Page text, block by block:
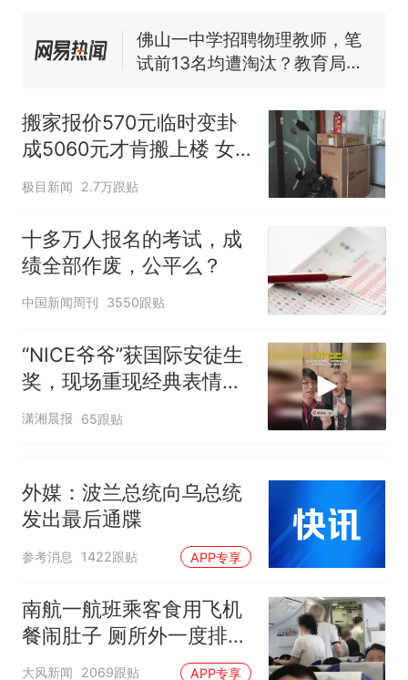
佛山一中学招聘物理教师，笔
试前13名均遭淘汰？教育局：
核查
母瘫痪 轰-6J实力有多强？
“不建议大家买深色蛋糕”上热
搜，网友：天塌了！
十多万人报名的考试，成绩
搬家报价570元临时变卦
成5060元才肯搬上楼 女
子傻眼
极目新闻 2.7万跟贴
十多万人报名的考试，成
绩全部作废，公平么？
中国新闻周刊 3550跟贴
“NICE爷爷”获国际安徒生
奖，现场重现经典表情
包，向中国粉丝问好
潇湘晨报 65跟贴
外媒：波兰总统向乌总统
发出最后通牒
参考消息 1422跟贴 APP专享
南航一航班乘客食用飞机
餐闹肚子 厕所外一度排长
队
大风新闻 2069跟贴 APP专享